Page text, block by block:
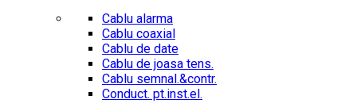
Cablu alarma
Cablu coaxial
Cablu de date
Cablu de joasa tens.
Cablu semnal.&contr.
Conduct. pt.inst.el.